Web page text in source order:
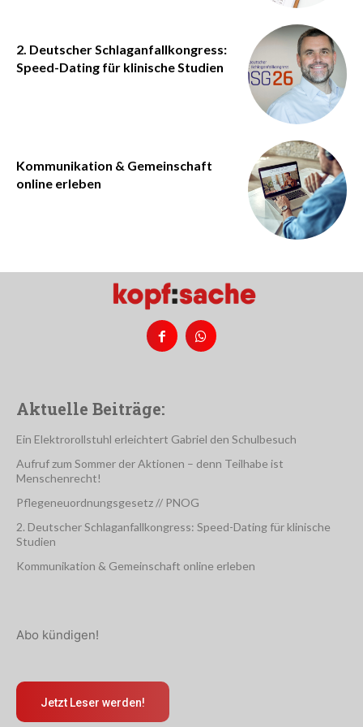
2. Deutscher Schlaganfallkongress:
Speed-Dating für klinische Studien
Kommunikation & Gemeinschaft
online erleben
Aktuelle Beiträge:
Ein Elektrorollstuhl erleichtert Gabriel den Schulbesuch
Aufruf zum Sommer der Aktionen – denn Teilhabe ist
Menschenrecht!
Pflegeneuordnungsgesetz // PNOG
2. Deutscher Schlaganfallkongress: Speed-Dating für klinische
Studien
Kommunikation & Gemeinschaft online erleben
Abo kündigen!
Jetzt Leser werden!